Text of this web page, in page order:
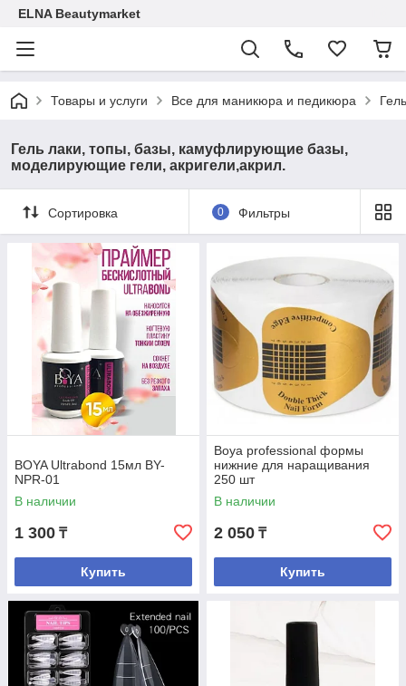
ELNA Beautymarket
Товары и услуги Все для маникюра и педикюра
Гель лаки, топы, базы, камуфлирующие базы,
моделирующие гели, акригели,акрил.
Сортировка 0 Фильтры
BOYA Ultrabond 15мл BY-
NPR-01
В наличии
1 300 ₸
Купить
Boya professional формы
нижние для наращивания
250 шт
В наличии
2 050 ₸
Купить